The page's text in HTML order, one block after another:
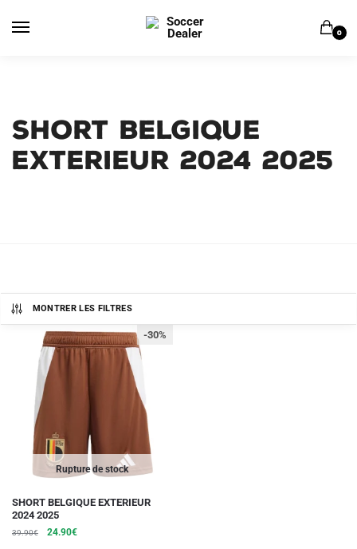
0
Short Belgique
Exterieur 2024 2025
MONTRER LES FILTRES
Rupture de stock
-30%
SHORT BELGIQUE EXTERIEUR
2024 2025
39.90€
Le
24.90€Le
Ce
produit
a